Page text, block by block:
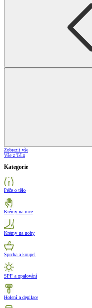
Zobrazit vše
Vše z Tělo
Kategorie
Péče o tělo
Krémy na ruce
Krémy na nohy
Sprcha a koupel
SPF a opalování
Holení a depilace